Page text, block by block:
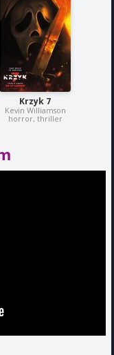
Krzyk 7
Kevin Williamson
horror, thriller